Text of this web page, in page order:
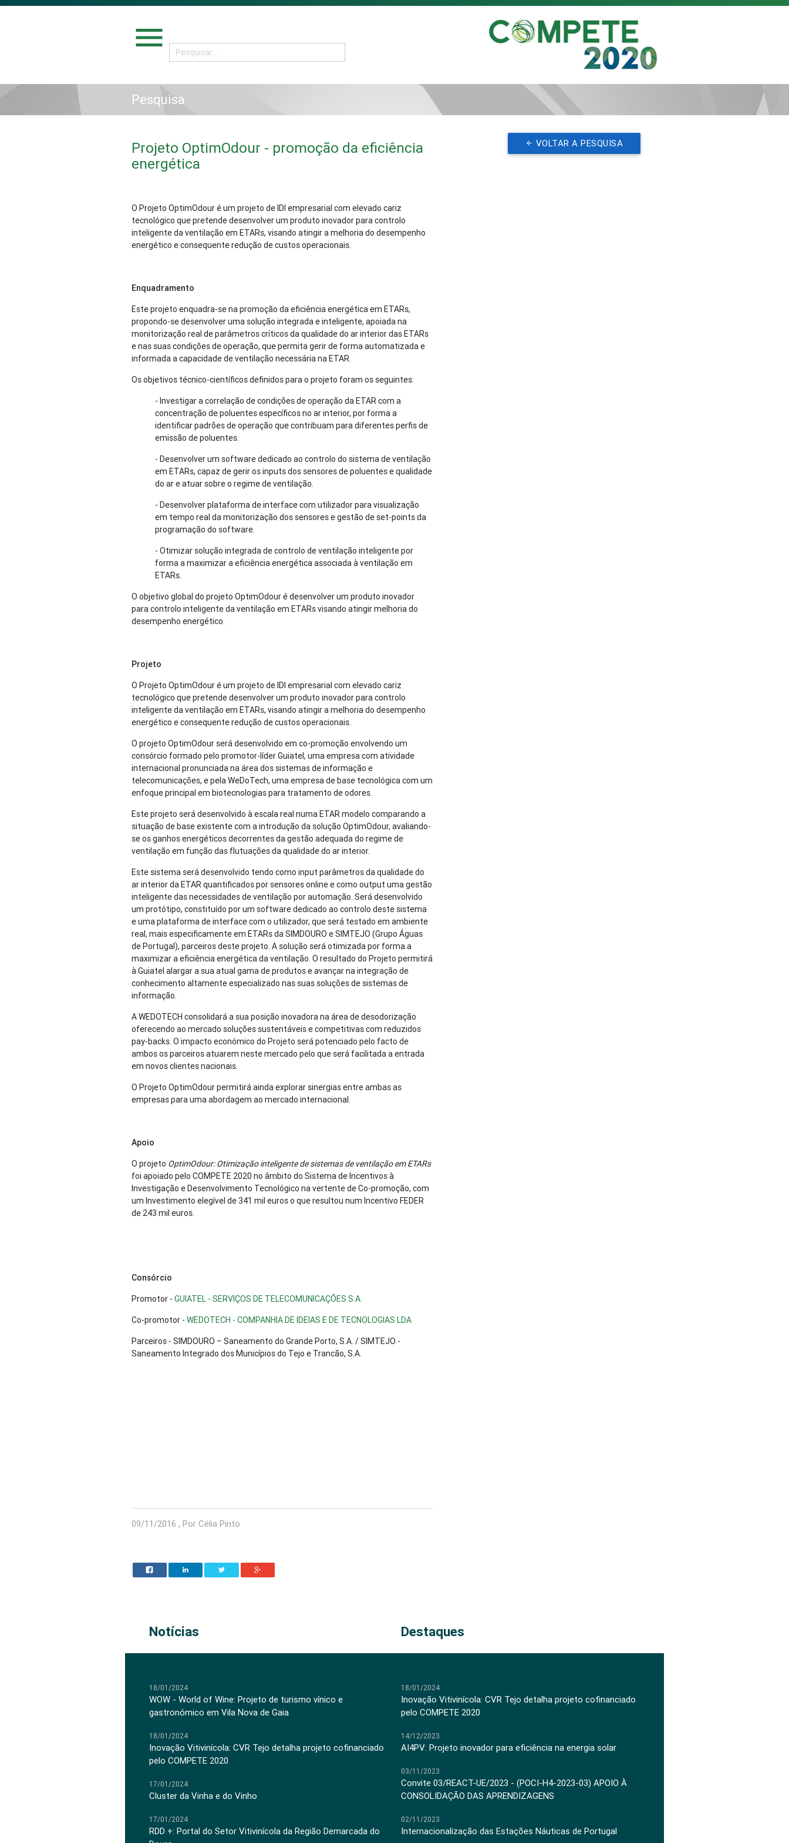
menu
Pesquisa
Projeto OptimOdour - promoção da eficiência
energética
O Projeto OptimOdour é um projeto de IDI empresarial com elevado cariz
tecnológico que pretende desenvolver um produto inovador para controlo
inteligente da ventilação em ETARs, visando atingir a melhoria do desempenho
energético e consequente redução de custos operacionais.
Enquadramento
Este projeto enquadra-se na promoção da eficiência energética em ETARs,
propondo-se desenvolver uma solução integrada e inteligente, apoiada na
monitorização real de parâmetros críticos da qualidade do ar interior das ETARs
e nas suas condições de operação, que permita gerir de forma automatizada e
informada a capacidade de ventilação necessária na ETAR.
Os objetivos técnico-científicos definidos para o projeto foram os seguintes:
- Investigar a correlação de condições de operação da ETAR com a
concentração de poluentes específicos no ar interior, por forma a
identificar padrões de operação que contribuam para diferentes perfis de
emissão de poluentes.
- Desenvolver um software dedicado ao controlo do sistema de ventilação
em ETARs, capaz de gerir os inputs dos sensores de poluentes e qualidade
do ar e atuar sobre o regime de ventilação.
- Desenvolver plataforma de interface com utilizador para visualização
em tempo real da monitorização dos sensores e gestão de set-points da
programação do software.
- Otimizar solução integrada de controlo de ventilação inteligente por
forma a maximizar a eficiência energética associada à ventilação em
ETARs.
O objetivo global do projeto OptimOdour é desenvolver um produto inovador
para controlo inteligente da ventilação em ETARs visando atingir melhoria do
desempenho energético.
Projeto
O Projeto OptimOdour é um projeto de IDI empresarial com elevado cariz
tecnológico que pretende desenvolver um produto inovador para controlo
inteligente da ventilação em ETARs, visando atingir a melhoria do desempenho
energético e consequente redução de custos operacionais.
O projeto OptimOdour será desenvolvido em co-promoção envolvendo um
consórcio formado pelo promotor-líder Guiatel, uma empresa com atividade
internacional pronunciada na área dos sistemas de informação e
telecomunicações, e pela WeDoTech, uma empresa de base tecnológica com um
enfoque principal em biotecnologias para tratamento de odores.
Este projeto será desenvolvido à escala real numa ETAR modelo comparando a
situação de base existente com a introdução da solução OptimOdour, avaliando-
se os ganhos energéticos decorrentes da gestão adequada do regime de
ventilação em função das flutuações da qualidade do ar interior.
Este sistema será desenvolvido tendo como input parâmetros da qualidade do
ar interior da ETAR quantificados por sensores online e como output uma gestão
inteligente das necessidades de ventilação por automação. Será desenvolvido
um protótipo, constituído por um software dedicado ao controlo deste sistema
e uma plataforma de interface com o utilizador, que será testado em ambiente
real, mais especificamente em ETARs da SIMDOURO e SIMTEJO (Grupo Águas
de Portugal), parceiros deste projeto. A solução será otimizada por forma a
maximizar a eficiência energética da ventilação. O resultado do Projeto permitirá
à Guiatel alargar a sua atual gama de produtos e avançar na integração de
conhecimento altamente especializado nas suas soluções de sistemas de
informação.
A WEDOTECH consolidará a sua posição inovadora na área de desodorização
oferecendo ao mercado soluções sustentáveis e competitivas com reduzidos
pay-backs. O impacto económico do Projeto será potenciado pelo facto de
ambos os parceiros atuarem neste mercado pelo que será facilitada a entrada
em novos clientes nacionais.
O Projeto OptimOdour permitirá ainda explorar sinergias entre ambas as
empresas para uma abordagem ao mercado internacional.
Apoio
O projeto OptimOdour: Otimização inteligente de sistemas de ventilação em ETARs
foi apoiado pelo COMPETE 2020 no âmbito do Sistema de Incentivos à
Investigação e Desenvolvimento Tecnológico na vertente de Co-promoção, com
um Investimento elegível de 341 mil euros o que resultou num Incentivo FEDER
de 243 mil euros.
Consórcio
Promotor -GUIATEL - SERVIÇOS DE TELECOMUNICAÇÕES S.A.
Co-promotor -WEDOTECH - COMPANHIA DE IDEIAS E DE TECNOLOGIAS LDA
Parceiros - SIMDOURO – Saneamento do Grande Porto, S.A. / SIMTEJO -
Saneamento Integrado dos Municípios do Tejo e Trancão, S.A.
09/11/2016 , Por Célia Pinto
VOLTAR A PESQUISA
Notícias Destaques
18/01/2024
WOW - World of Wine: Projeto de turismo vínico e
gastronómico em Vila Nova de Gaia
18/01/2024
Inovação Vitivinícola: CVR Tejo detalha projeto cofinanciado
pelo COMPETE 2020
17/01/2024
Cluster da Vinha e do Vinho
17/01/2024
RDD +: Portal do Setor Vitivinícola da Região Demarcada do
18/01/2024
Inovação Vitivinícola: CVR Tejo detalha projeto cofinanciado
pelo COMPETE 2020
14/12/2023
AI4PV: Projeto inovador para eficiência na energia solar
03/11/2023
Convite 03/REACT-UE/2023 - (POCI-H4-2023-03) APOIO À
CONSOLIDAÇÃO DAS APRENDIZAGENS
02/11/2023
Internacionalização das Estações Náuticas de Portugal